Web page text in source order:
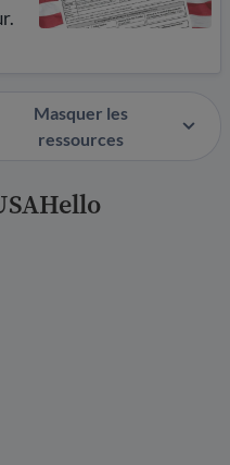
Masquer les
ressources